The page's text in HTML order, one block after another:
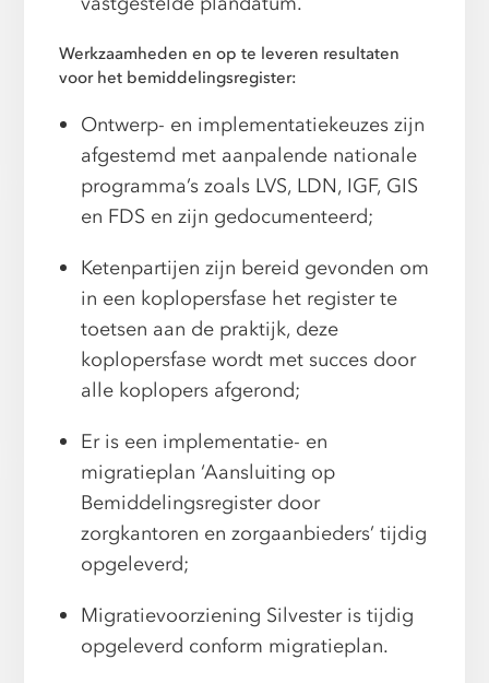
Werkzaamheden en op te leveren resultaten
voor het bemiddelingsregister:
Ontwerp- en implementatiekeuzes zijn
afgestemd met aanpalende nationale
programma’s zoals LVS, LDN, IGF, GIS
en FDS en zijn gedocumenteerd;
Ketenpartijen zijn bereid gevonden om
in een koplopersfase het register te
toetsen aan de praktijk, deze
koplopersfase wordt met succes door
alle koplopers afgerond;
Er is een implementatie- en
migratieplan ‘Aansluiting op
Bemiddelingsregister door
zorgkantoren en zorgaanbieders’ tijdig
opgeleverd;
Migratievoorziening Silvester is tijdig
opgeleverd conform migratieplan.